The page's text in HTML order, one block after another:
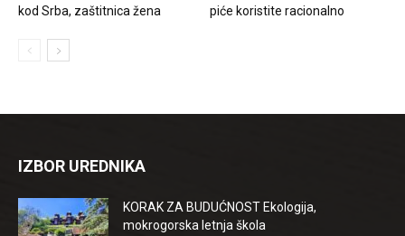
kod Srba, zaštitnica žena
piće koristite racionalno
IZBOR UREDNIKA
KORAK ZA BUDUĆNOST Ekologija,
mokrogorska letnja škola